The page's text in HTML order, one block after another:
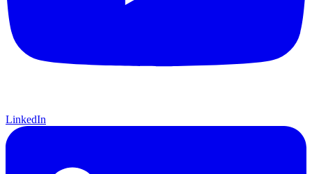
LinkedIn